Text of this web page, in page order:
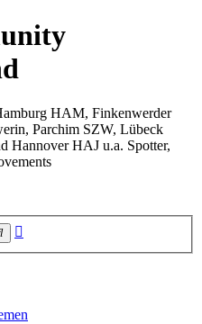
HAM, Finkenwerder
Parchim SZW, Lübeck
HAJ u.a. Spotter,
Suche